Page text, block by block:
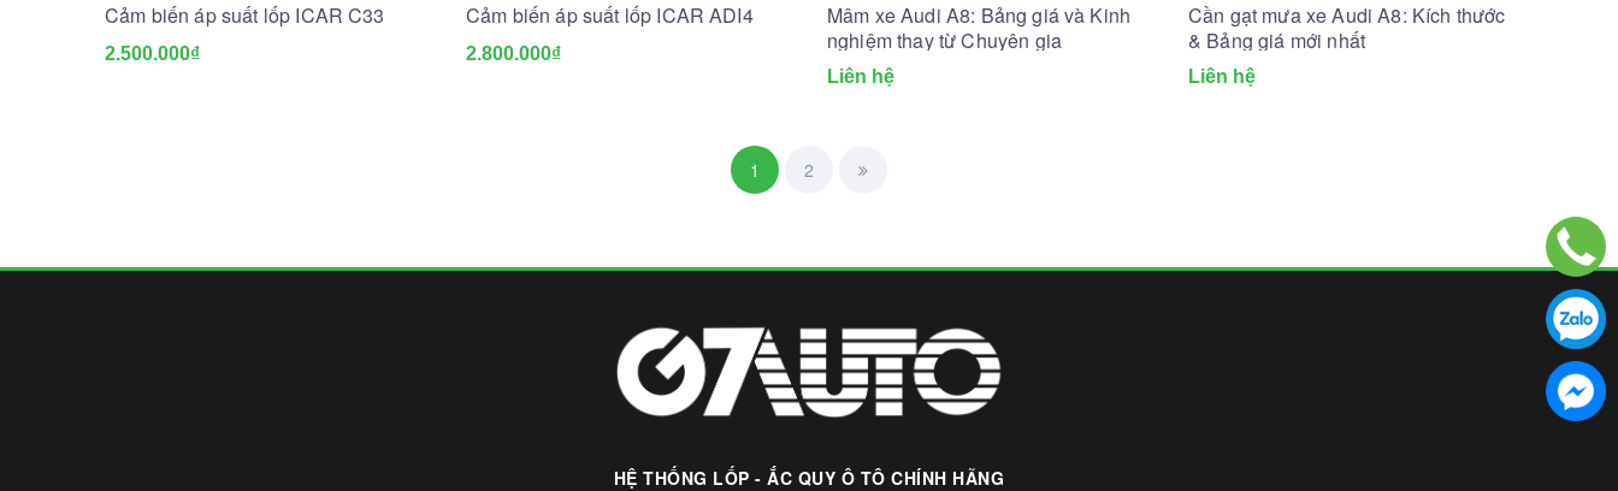
Cảm biến áp suất lốp ICAR C33
2.500.000₫
Cảm biến áp suất lốp ICAR ADI4
2.800.000₫
Mâm xe Audi A8: Bảng giá và Kinh
nghiệm thay từ Chuyên gia
Liên hệ
Cần gạt mưa xe Audi A8: Kích thước
& Bảng giá mới nhất
Liên hệ
1 2
HỆ THỐNG LỐP - ẮC QUY Ô TÔ CHÍNH HÃNG